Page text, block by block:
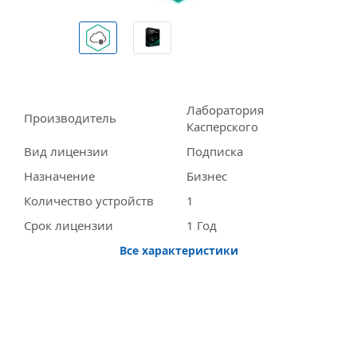
Производитель
Лаборатория
Касперского
Вид лицензии
Подписка
Назначение
Бизнес
Количество устройств
1
Срок лицензии
1 Год
Все характеристики